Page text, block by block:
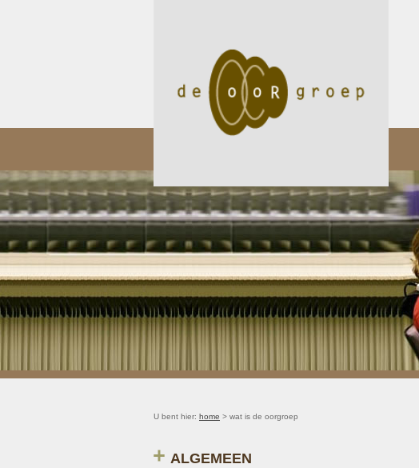
U bent hier: home > wat is de oorgroep
ALGEMEEN